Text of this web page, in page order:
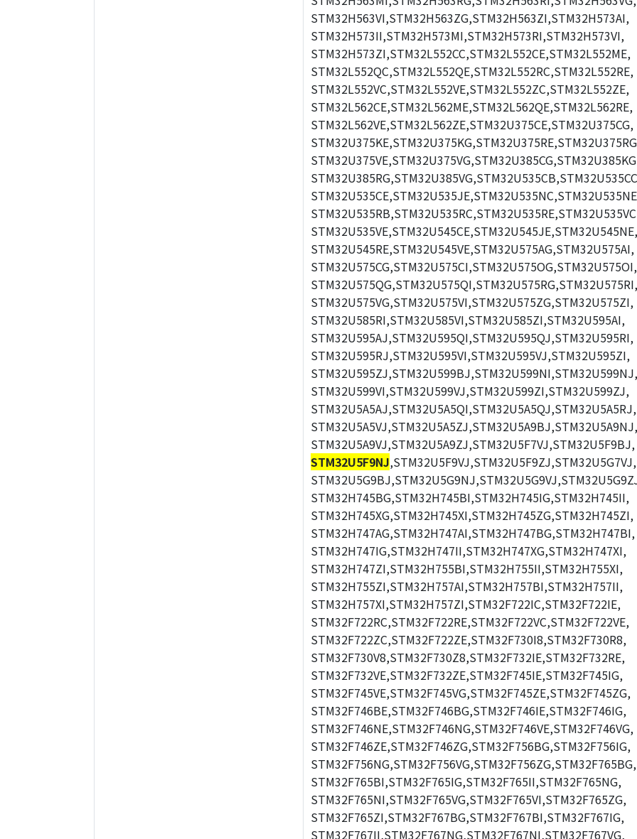
STM32H563VI,STM32H563ZG,STM32H563ZI,STM32H573AI,
STM32H573II,STM32H573MI,STM32H573RI,STM32H573VI,
STM32H573ZI,STM32L552CC,STM32L552CE,STM32L552ME,
STM32L552QC,STM32L552QE,STM32L552RC,STM32L552RE,
STM32L552VC,STM32L552VE,STM32L552ZC,STM32L552ZE,
STM32L562CE,STM32L562ME,STM32L562QE,STM32L562RE,
STM32L562VE,STM32L562ZE,STM32U375CE,STM32U375CG,
STM32U535VE,STM32U545CE,STM32U545JE,STM32U545NE,
STM32U545RE,STM32U545VE,STM32U575AG,STM32U575AI,
STM32U575CG,STM32U575CI,STM32U575OG,STM32U575OI,
STM32U575QG,STM32U575QI,STM32U575RG,STM32U575RI,
STM32U575VG,STM32U575VI,STM32U575ZG,STM32U575ZI,
STM32U585RI,STM32U585VI,STM32U585ZI,STM32U595AI,
STM32U595AJ,STM32U595QI,STM32U595QJ,STM32U595RI,
STM32U595RJ,STM32U595VI,STM32U595VJ,STM32U595ZI,
STM32U595ZJ,STM32U599BJ,STM32U599NI,STM32U599NJ,
STM32U599VI,STM32U599VJ,STM32U599ZI,STM32U599ZJ,
STM32U5A5AJ,STM32U5A5QI,STM32U5A5QJ,STM32U5A5RJ,
STM32U5A5VJ,STM32U5A5ZJ,STM32U5A9BJ,STM32U5A9NJ,
STM32U5A9VJ,STM32U5A9ZJ,STM32U5F7VJ,STM32U5F9BJ,
STM32U5F9NJ,STM32U5F9VJ,STM32U5F9ZJ,STM32U5G7VJ,
STM32H745BG,STM32H745BI,STM32H745IG,STM32H745II,
STM32H745XG,STM32H745XI,STM32H745ZG,STM32H745ZI,
STM32H747AG,STM32H747AI,STM32H747BG,STM32H747BI,
STM32H747IG,STM32H747II,STM32H747XG,STM32H747XI,
STM32H747ZI,STM32H755BI,STM32H755II,STM32H755XI,
STM32H755ZI,STM32H757AI,STM32H757BI,STM32H757II,
STM32H757XI,STM32H757ZI,STM32F722IC,STM32F722IE,
STM32F722RC,STM32F722RE,STM32F722VC,STM32F722VE,
STM32F722ZC,STM32F722ZE,STM32F730I8,STM32F730R8,
STM32F730V8,STM32F730Z8,STM32F732IE,STM32F732RE,
STM32F732VE,STM32F732ZE,STM32F745IE,STM32F745IG,
STM32F745VE,STM32F745VG,STM32F745ZE,STM32F745ZG,
STM32F746BE,STM32F746BG,STM32F746IE,STM32F746IG,
STM32F746NE,STM32F746NG,STM32F746VE,STM32F746VG,
STM32F746ZE,STM32F746ZG,STM32F756BG,STM32F756IG,
STM32F756NG,STM32F756VG,STM32F756ZG,STM32F765BG,
STM32F765BI,STM32F765IG,STM32F765II,STM32F765NG,
STM32F765NI,STM32F765VG,STM32F765VI,STM32F765ZG,
STM32F765ZI,STM32F767BG,STM32F767BI,STM32F767IG,
STM32F767II,STM32F767NG,STM32F767NI,STM32F767VG,